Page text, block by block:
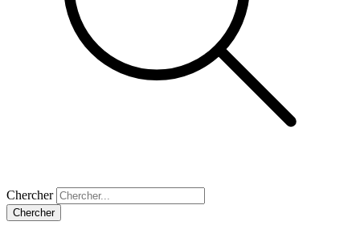
Chercher
Chercher